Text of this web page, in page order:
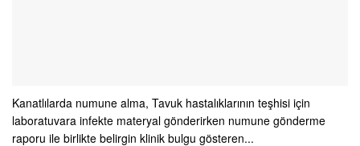
Kanatlılarda numune alma, Tavuk hastalıklarının teşhisi için
laboratuvara infekte materyal gönderirken numune gönderme
raporu ile birlikte belirgin klinik bulgu gösteren...